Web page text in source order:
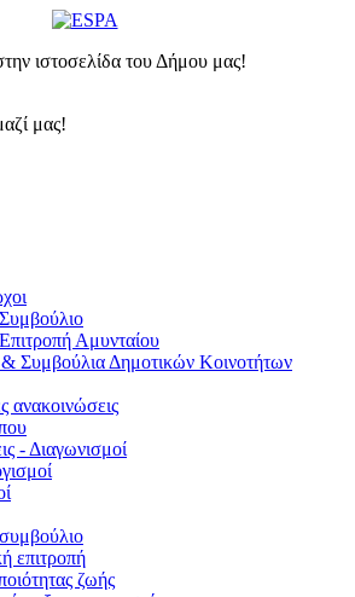
ιστοσελίδα του Δήμου μας!
μας!
Αμυνταίου
Συμβούλια Δημοτικών Κοινοτήτων
ανακοινώσεις
- Διαγωνισμοί
επιτροπή
ζωής